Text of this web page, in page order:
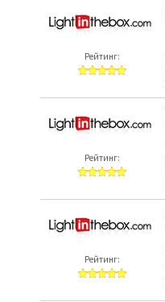
Рейтинг:
Рейтинг:
Рейтинг: